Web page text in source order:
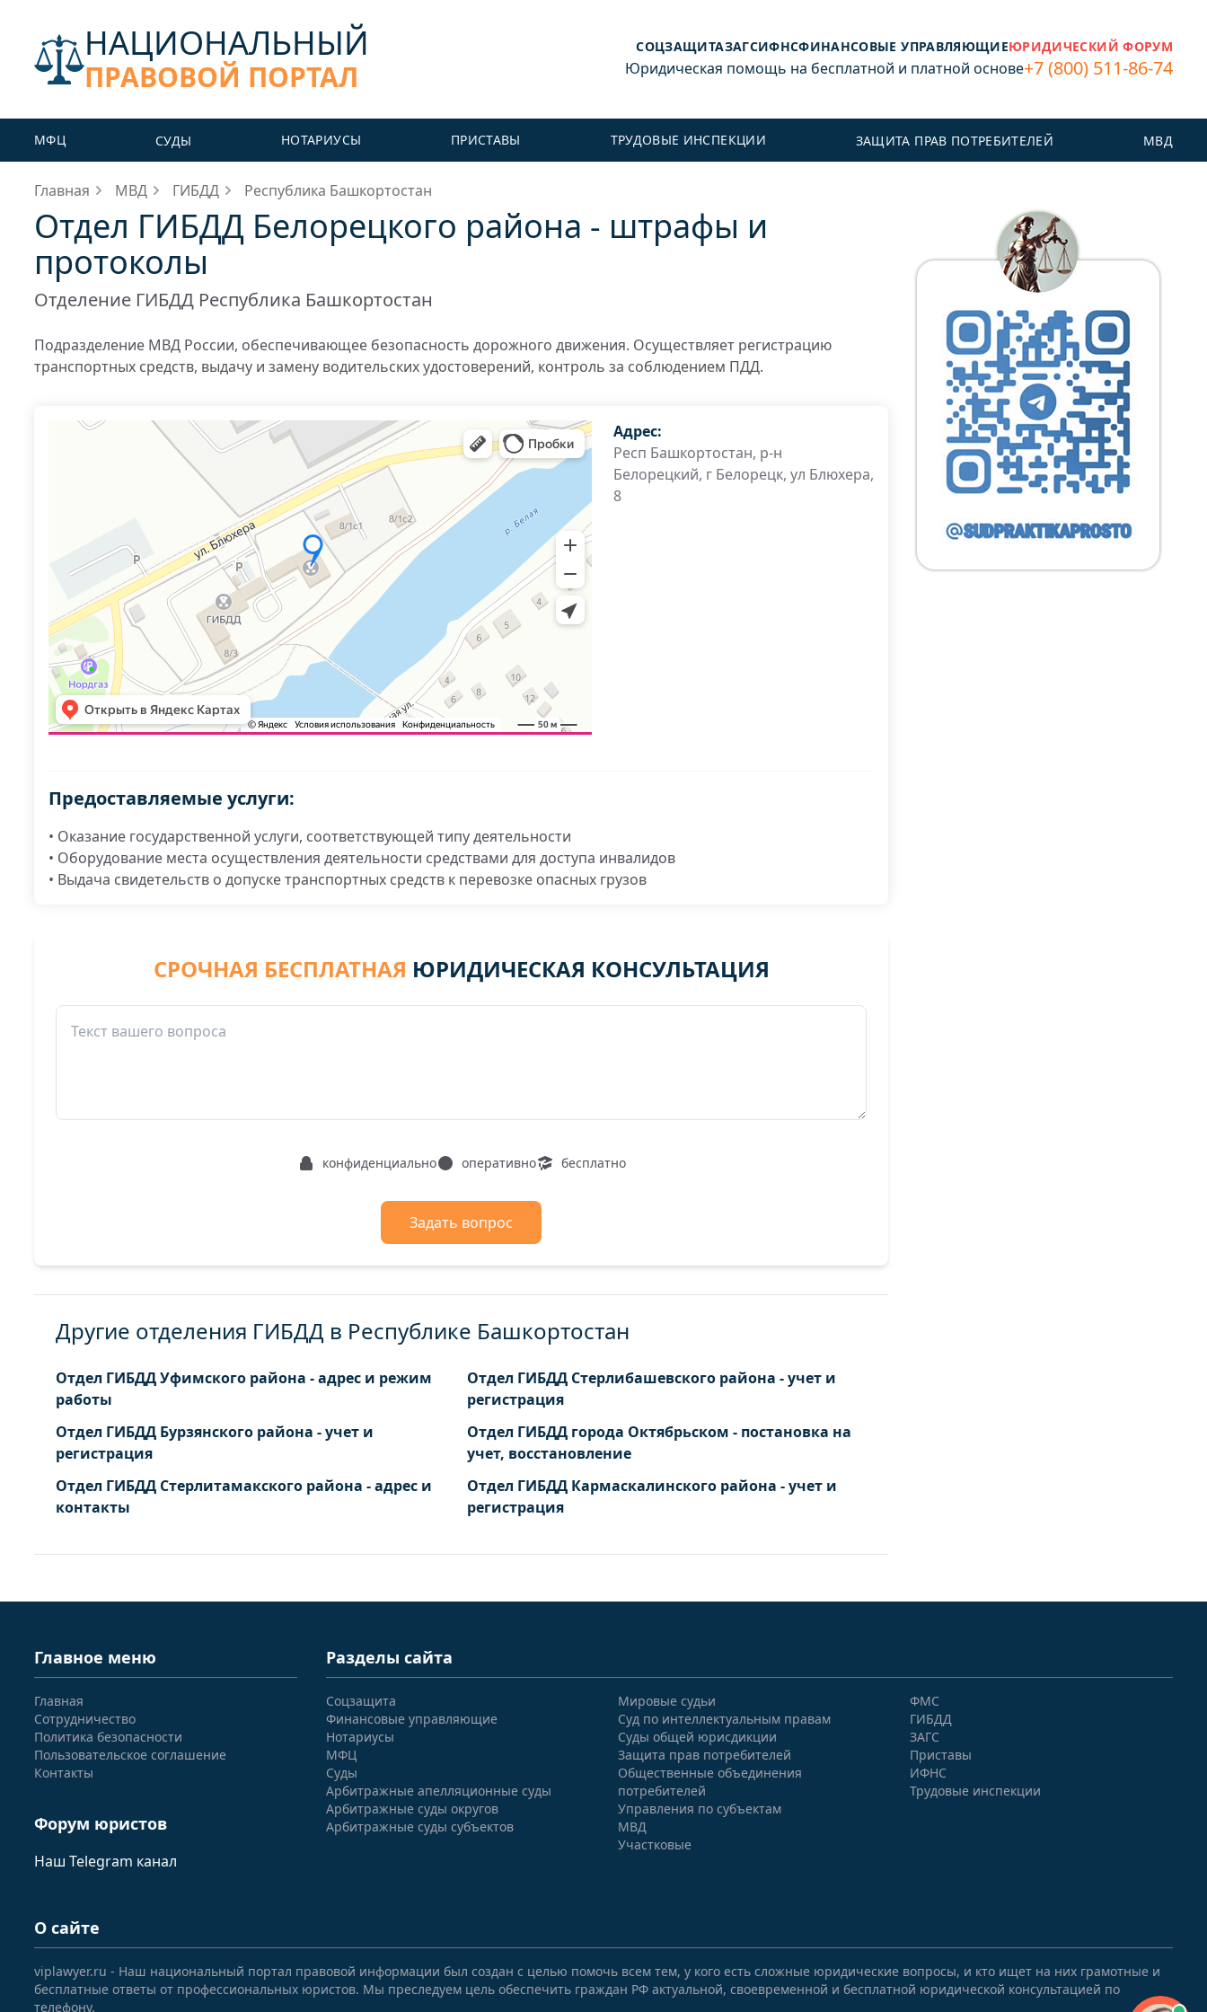
НАЦИОНАЛЬНЫЙ
ПРАВОВОЙ ПОРТАЛ
СОЦЗАЩИТАЗАГСИФНСФИНАНСОВЫЕ УПРАВЛЯЮЩИЕЮРИДИЧЕСКИЙ ФОРУМ
Юридическая помощь на бесплатной и платной основе+7 (800) 511-86-74
МФЦ СУДЫ НОТАРИУСЫ ПРИСТАВЫ ТРУДОВЫЕ ИНСПЕКЦИИ ЗАЩИТА ПРАВ ПОТРЕБИТЕЛЕЙ МВД
Главная МВД ГИБДД Республика Башкортостан
Отдел ГИБДД Белорецкого района - штрафы и
протоколы
Отделение ГИБДД Республика Башкортостан
Подразделение МВД России, обеспечивающее безопасность дорожного движения. Осуществляет регистрацию
транспортных средств, выдачу и замену водительских удостоверений, контроль за соблюдением ПДД.
Адрес:
Респ Башкортостан, р-н
Белорецкий, г Белорецк, ул Блюхера,
8
Предоставляемые услуги:
• Оказание государственной услуги, соответствующей типу деятельности
• Оборудование места осуществления деятельности средствами для доступа инвалидов
• Выдача свидетельств о допуске транспортных средств к перевозке опасных грузов
СРОЧНАЯ БЕСПЛАТНАЯ ЮРИДИЧЕСКАЯ КОНСУЛЬТАЦИЯ
конфиденциально оперативно бесплатно
Задать вопрос
Другие отделения ГИБДД в Республике Башкортостан
Отдел ГИБДД Уфимского района - адрес и режим
работы
Отдел ГИБДД Стерлибашевского района - учет и
регистрация
Отдел ГИБДД Бурзянского района - учет и
регистрация
Отдел ГИБДД города Октябрьском - постановка на
учет, восстановление
Отдел ГИБДД Стерлитамакского района - адрес и
контакты
Отдел ГИБДД Кармаскалинского района - учет и
регистрация
Главное меню
Главная
Сотрудничество
Политика безопасности
Пользовательское соглашение
Контакты
Форум юристов
Наш Telegram канал
Разделы сайта
Соцзащита
Финансовые управляющие
Нотариусы
МФЦ
Суды
Арбитражные апелляционные суды
Арбитражные суды округов
Арбитражные суды субъектов
Мировые судьи
Суд по интеллектуальным правам
Суды общей юрисдикции
Защита прав потребителей
Общественные объединения
потребителей
Управления по субъектам
МВД
Участковые
ФМС
ГИБДД
ЗАГС
Приставы
ИФНС
Трудовые инспекции
О сайте
viplawyer.ru - Наш национальный портал правовой информации был создан с целью помочь всем тем, у кого есть сложные юридические вопросы, и кто ищет на них грамотные и
бесплатные ответы от профессиональных юристов. Мы преследуем цель обеспечить граждан РФ актуальной, своевременной и бесплатной юридической консультацией по
телефону.